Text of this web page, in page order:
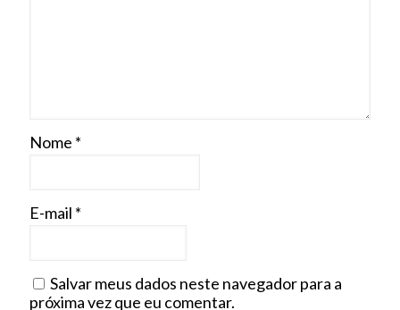
Nome *
E-mail *
Salvar meus dados neste navegador para a
próxima vez que eu comentar.